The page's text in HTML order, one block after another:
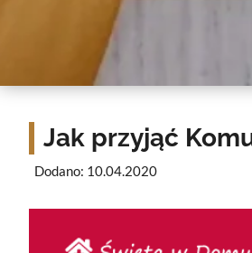
Jak przyjąć
Dodano: 10.04.2020